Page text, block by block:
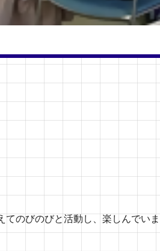
てのびのびと活動し、楽しんでい